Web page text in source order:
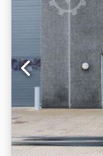
styrehjul: